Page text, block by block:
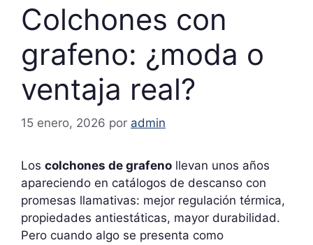
Colchones con
grafeno: ¿moda o
ventaja real?
15 enero, 2026 por admin
Los colchones de grafeno llevan unos años
apareciendo en catálogos de descanso con
promesas llamativas: mejor regulación térmica,
propiedades antiestáticas, mayor durabilidad.
Pero cuando algo se presenta como